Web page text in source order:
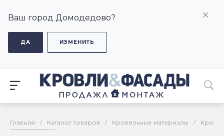
Ваш город Домодедово?
ДА ИЗМЕНИТЬ
Главная / Каталог товаров / Кровельные материалы /